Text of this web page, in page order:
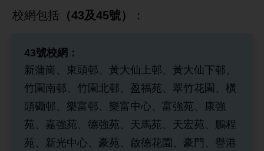
校網包括 （43及45號） ：
43號校網：
新蒲崗、東頭邨、黃大仙上邨、黃大仙下邨、
竹園南邨、竹園北邨、盈福苑、翠竹花園、橫
頭磡邨、樂富邨、樂富中心、富強苑、康強
苑、嘉強苑、德強苑、天馬苑、天宏苑、鵬程
苑、新光中心、豪苑、啟德花園、豪門、譽港